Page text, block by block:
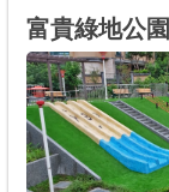
富貴綠地公